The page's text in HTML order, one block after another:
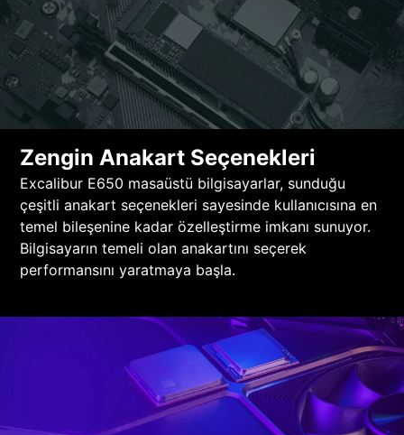
Zengin Anakart Seçenekleri
Excalibur E650 masaüstü bilgisayarlar, sunduğu
çeşitli anakart seçenekleri sayesinde kullanıcısına en
temel bileşenine kadar özelleştirme imkanı sunuyor.
Bilgisayarın temeli olan anakartını seçerek
performansını yaratmaya başla.